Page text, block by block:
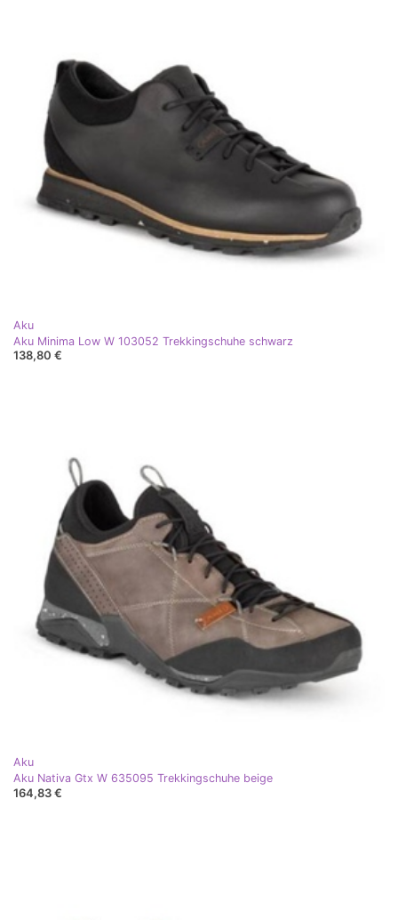
Aku
Aku Minima Low W 103052 Trekkingschuhe schwarz
138,80 €
Aku
Aku Nativa Gtx W 635095 Trekkingschuhe beige
164,83 €